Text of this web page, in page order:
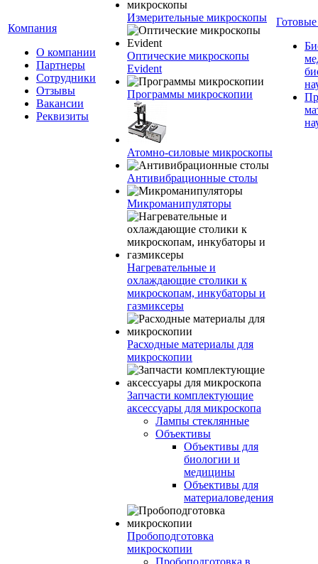
Компания
О компании
Партнеры
Сотрудники
Отзывы
Вакансии
Реквизиты
Измерительные микроскопы
Оптические микроскопы
Evident
Программы микроскопии
Атомно-силовые микроскопы
Антивибрационные столы
Микроманипуляторы
Нагревательные и
охлаждающие столики к
микроскопам, инкубаторы и
газмиксеры
Расходные материалы для
микроскопии
Запчасти комплектующие
аксессуары для микроскопа
Лампы стеклянные
Объективы
Объективы для
биологии и
медицины
Объективы для
материаловедения
Пробоподготовка
микроскопии
Пробоподготовка в